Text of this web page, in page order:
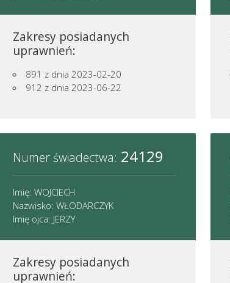
Zakresy posiadanych
uprawnień:
891 z dnia 2023-02-20
912 z dnia 2023-06-22
Numer świadectwa: 24129
Imię: WOJCIECH
Nazwisko: WŁODARCZYK
Imię ojca: JERZY
Zakresy posiadanych
uprawnień: